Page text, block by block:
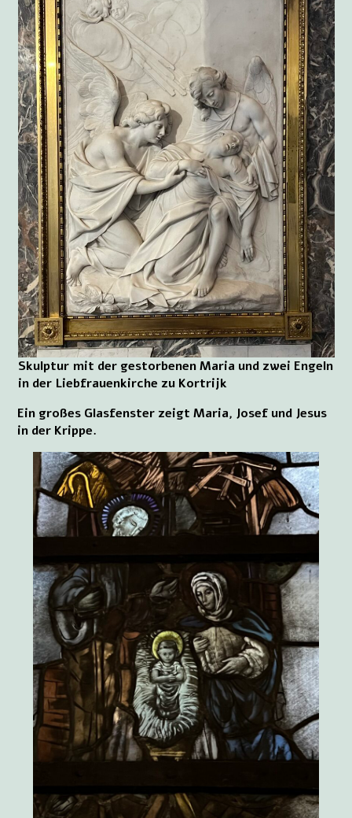
Skulptur mit der gestorbenen Maria und zwei Engeln
in der Liebfrauenkirche zu Kortrijk
Ein großes Glasfenster zeigt Maria, Josef und Jesus
in der Krippe.